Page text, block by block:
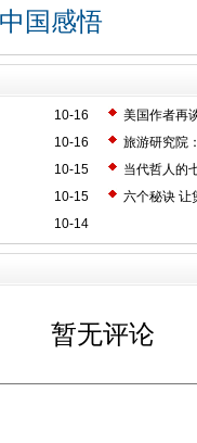
国感悟
10-16
美国作者再
10-16
旅游研究院
次
10-15
当代哲人的
10-15
六个秘诀 让
10-14
暂无评论